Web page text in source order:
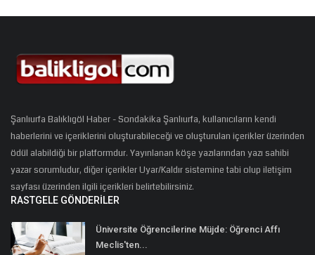
Şanlıurfa Balıklıgöl Haber - Sondakika Şanlıurfa, kullanıcıların kendi
haberlerini ve içeriklerini oluşturabileceği ve oluşturulan içerikler üzerinden
ödül alabildiği bir platformdur. Yayınlanan köşe yazılarından yazı sahibi
yazar sorumludur, diğer içerikler Uyar/Kaldır sistemine tabi olup iletişim
sayfası üzerinden ilgili içerikleri belirtebilirsiniz.
RASTGELE GÖNDERILER
Üniversite Öğrencilerine Müjde: Öğrenci Affı
Meclis'ten...